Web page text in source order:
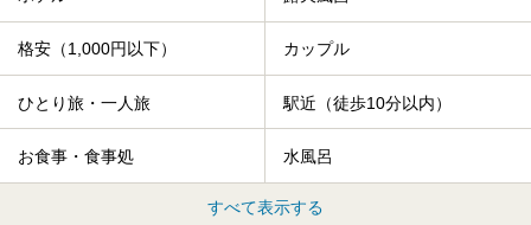
格安（1,000円以下） カップル
ひとり旅・一人旅 駅近（徒歩10分以内）
お食事・食事処 水風呂
すべて表示する